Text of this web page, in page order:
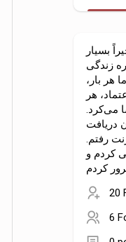
بسیار
زندگی
هر بار،
هر
می‌کرد.
دریافت
رفتم.
کردم و
20
6